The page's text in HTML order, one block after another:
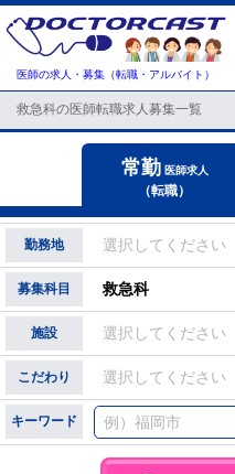
医師の求人・募集（転職・アルバイト）
救急科の医師転職求人募集一覧
常勤 医師求人
（転職）
勤務地 選択してください
募集科目 救急科
施設 選択してください
こだわり 選択してください
キーワード